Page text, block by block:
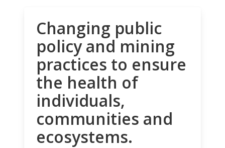
Changing public
policy and mining
practices to ensure
the health of
individuals,
communities and
ecosystems.